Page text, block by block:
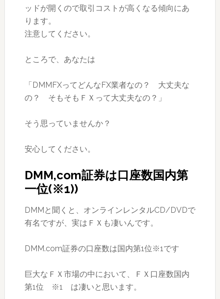
ッドが開くので取引コストが高くなる傾向にあ
ります。
注意してください。
ところで、あなたは
「DMMFXってどんなFX業者なの？ 大丈夫な
の？ そもそもＦＸって大丈夫なの？」
そう思っていませんか？
安心してください。
DMM,com証券は口座数国内第
一位(※1))
DMMと聞くと、オンラインレンタルCD/DVDで
有名ですが、実はＦＸも凄いんです。
DMM.com証券の口座数は国内第1位※1です
巨大なＦＸ市場の中において、ＦＸ口座数国内
第1位 ※1 は凄いと思います。